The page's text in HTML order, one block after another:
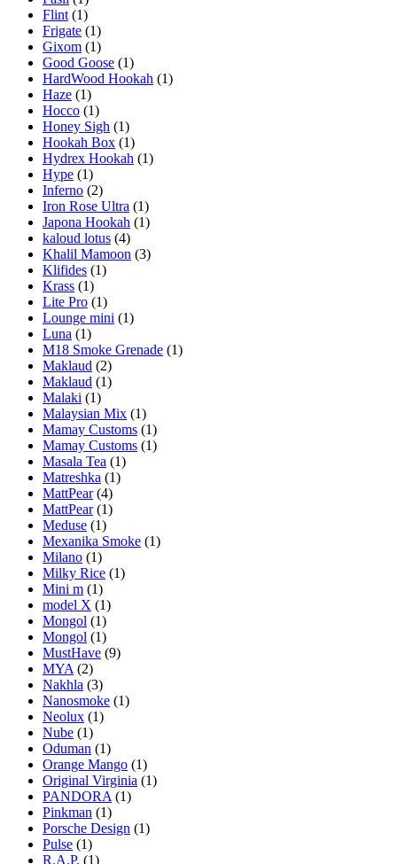
Flint (1)
Frigate (1)
Gixom (1)
Good Goose (1)
HardWood Hookah (1)
Haze (1)
Hocco (1)
Honey Sigh (1)
Hookah Box (1)
Hydrex Hookah (1)
Hype (1)
Inferno (2)
Iron Rose Ultra (1)
Japona Hookah (1)
kaloud lotus (4)
Khalil Mamoon (3)
Klifides (1)
Krass (1)
Lite Pro (1)
Lounge mini (1)
Luna (1)
M18 Smoke Grenade (1)
Maklaud (2)
Maklaud (1)
Malaki (1)
Malaysian Mix (1)
Mamay Customs (1)
Mamay Customs (1)
Masala Tea (1)
Matreshka (1)
MattPear(4)
MattPear(1)
Meduse (1)
Mexanika Smoke (1)
Milano (1)
Milky Rice (1)
Mini m (1)
model X (1)
Mongol (1)
Mongol (1)
MustHave (9)
MYA (2)
Nakhla (3)
Nanosmoke (1)
Neolux (1)
Nube (1)
Oduman (1)
Orange Mango (1)
Original Virginia (1)
PANDORA (1)
Pinkman (1)
Porsche Design (1)
Pulse (1)
R.A.P. (1)